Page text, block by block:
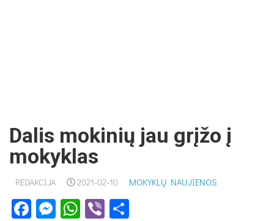
Dalis mokinių jau grįžo į
mokyklas
REDAKCIJA 2021-02-10 MOKYKLŲ NAUJIENOS
Facebook
Messenger
WhatsApp
Viber